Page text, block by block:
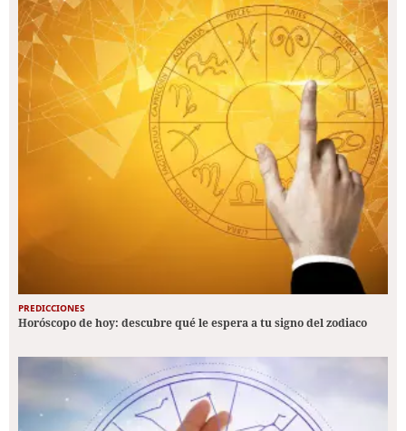
PREDICCIONES
Horóscopo de hoy: descubre qué le espera a tu signo del zodiaco